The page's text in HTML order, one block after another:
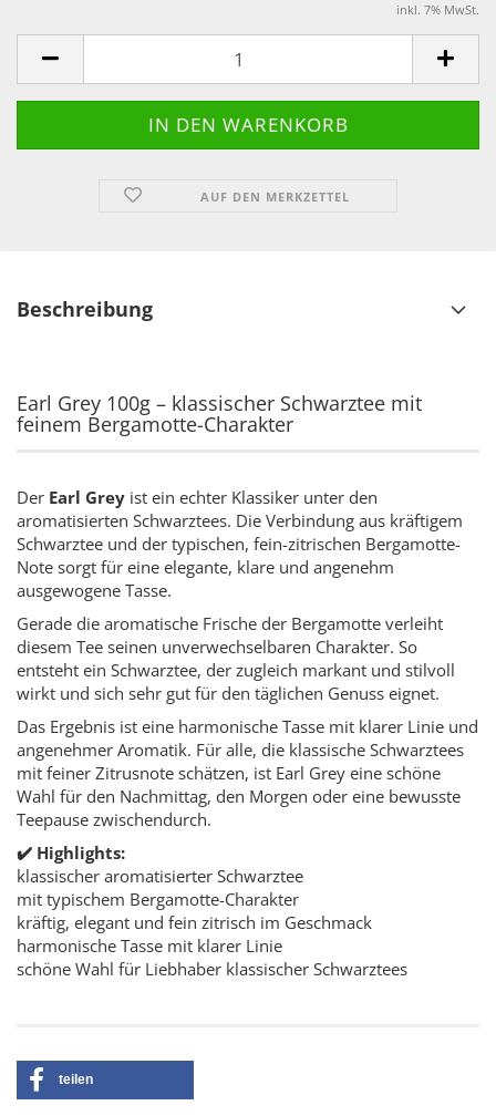
inkl. 7% MwSt.
AUF DEN MERKZETTEL
Beschreibung
Earl Grey 100g – klassischer Schwarztee mit
feinem Bergamotte-Charakter
Der Earl Grey ist ein echter Klassiker unter den
aromatisierten Schwarztees. Die Verbindung aus kräftigem
Schwarztee und der typischen, fein-zitrischen Bergamotte-
Note sorgt für eine elegante, klare und angenehm
ausgewogene Tasse.
Gerade die aromatische Frische der Bergamotte verleiht
diesem Tee seinen unverwechselbaren Charakter. So
entsteht ein Schwarztee, der zugleich markant und stilvoll
wirkt und sich sehr gut für den täglichen Genuss eignet.
Das Ergebnis ist eine harmonische Tasse mit klarer Linie und
angenehmer Aromatik. Für alle, die klassische Schwarztees
mit feiner Zitrusnote schätzen, ist Earl Grey eine schöne
Wahl für den Nachmittag, den Morgen oder eine bewusste
Teepause zwischendurch.
✔️ Highlights:
klassischer aromatisierter Schwarztee
mit typischem Bergamotte-Charakter
kräftig, elegant und fein zitrisch im Geschmack
harmonische Tasse mit klarer Linie
schöne Wahl für Liebhaber klassischer Schwarztees
teilen